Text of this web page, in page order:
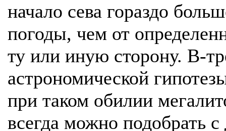
начало сева гораздо
погоды, чем от
ту или иную сторону. В-
астрономической
при таком обилии
всегда можно подобрать